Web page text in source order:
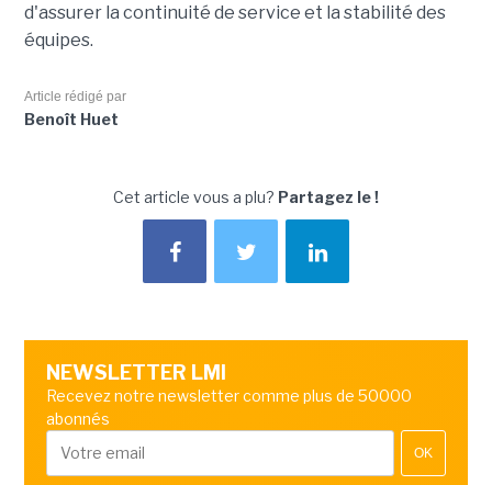
d'assurer la continuité de service et la stabilité des
équipes.
Article rédigé par
Benoît Huet
Cet article vous a plu? Partagez le !
NEWSLETTER LMI
Recevez notre newsletter comme plus de 50000
abonnés
OK